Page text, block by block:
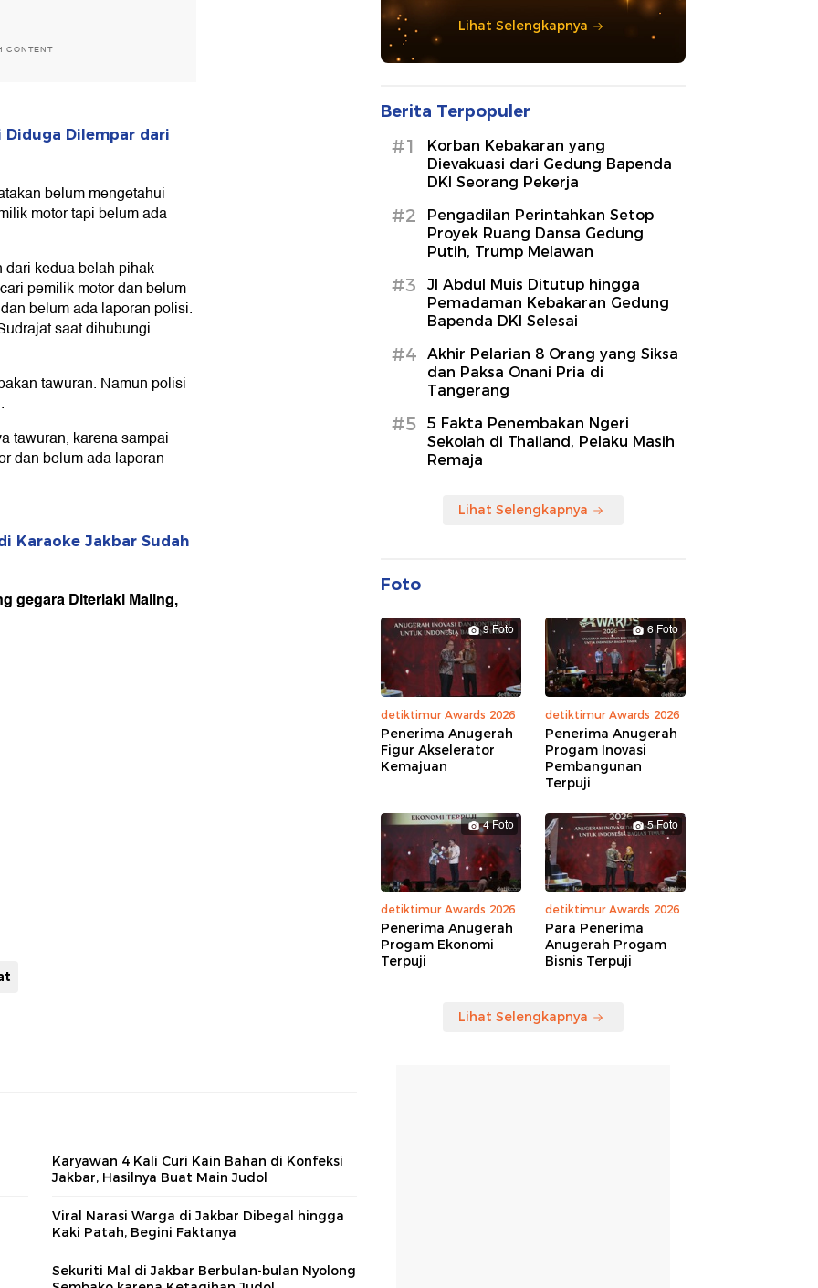
CONTENT
Diduga Dilempar dari
belum mengetahui
motor tapi belum ada
kedua belah pihak
pemilik motor dan belum
belum ada laporan polisi.
saat dihubungi
tawuran. Namun polisi
tawuran, karena sampai
dan belum ada laporan
Karaoke Jakbar Sudah
gegara Diteriaki Maling,
Karyawan 4 Kali Curi Kain Bahan di Konfeksi
Jakbar, Hasilnya Buat Main Judol
Viral Narasi Warga di Jakbar Dibegal hingga
Kaki Patah, Begini Faktanya
Sekuriti Mal di Jakbar Berbulan-bulan Nyolong
Lihat Selengkapnya
Berita Terpopuler
#1
Korban Kebakaran yang
Dievakuasi dari Gedung Bapenda
DKI Seorang Pekerja
#2
Pengadilan Perintahkan Setop
Proyek Ruang Dansa Gedung
Putih, Trump Melawan
#3
Jl Abdul Muis Ditutup hingga
Pemadaman Kebakaran Gedung
Bapenda DKI Selesai
#4
Akhir Pelarian 8 Orang yang Siksa
dan Paksa Onani Pria di
Tangerang
#5
5 Fakta Penembakan Ngeri
Sekolah di Thailand, Pelaku Masih
Remaja
Lihat Selengkapnya
Foto
9 Foto
detiktimur Awards 2026
Penerima Anugerah
Figur Akselerator
Kemajuan
6 Foto
detiktimur Awards 2026
Penerima Anugerah
Progam Inovasi
Pembangunan
Terpuji
4 Foto
detiktimur Awards 2026
Penerima Anugerah
Progam Ekonomi
Terpuji
5 Foto
detiktimur Awards 2026
Para Penerima
Anugerah Progam
Bisnis Terpuji
Lihat Selengkapnya